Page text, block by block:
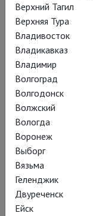
Пётр
«Марию
Фридриха
условную
не
Верхний Тагил
Верхняя Тура
Владивосток
Владикавказ
Владимир
Волгоград
Волгодонск
Волжский
Вологда
Воронеж
Выборг
Вязьма
Геленджик
Двуреченск
Ейск